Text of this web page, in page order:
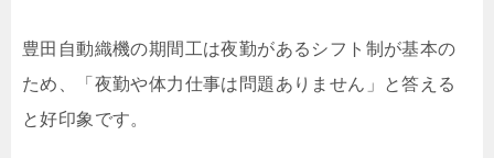
豊田自動織機の期間工は夜勤があるシフト制が基本の
ため、「夜勤や体力仕事は問題ありません」と答える
と好印象です。